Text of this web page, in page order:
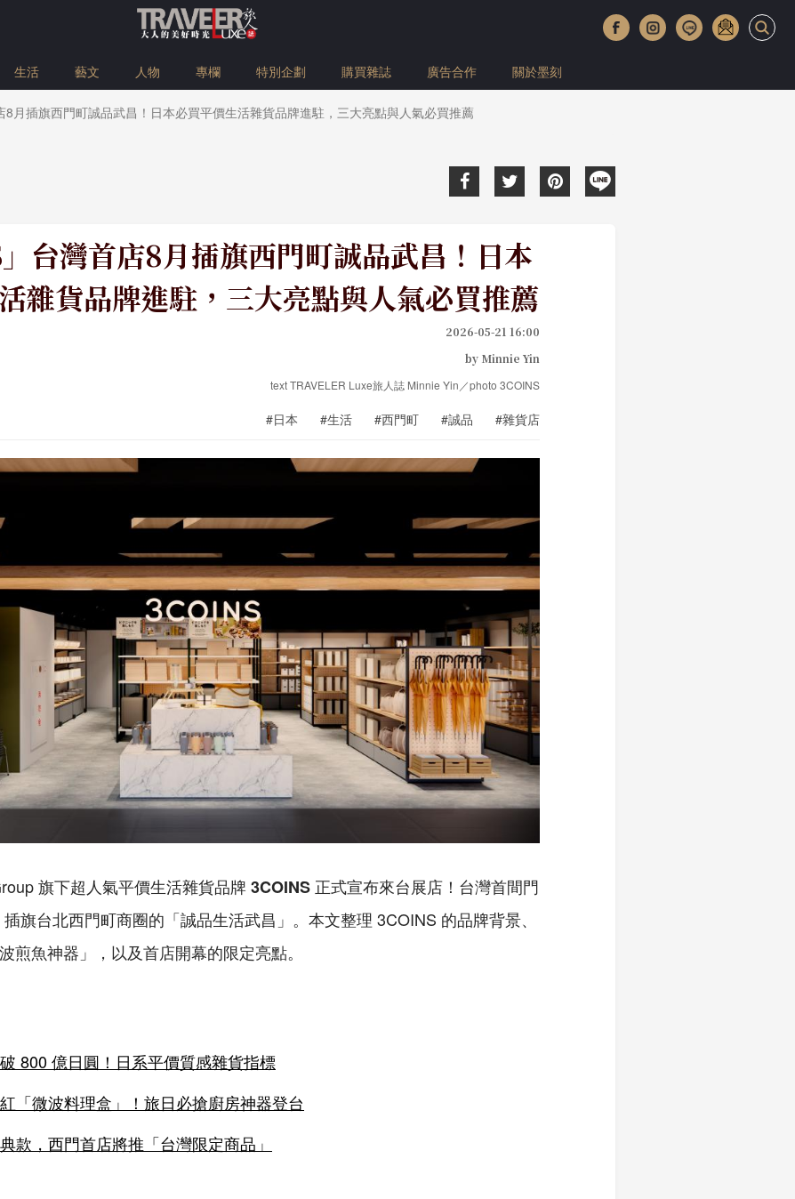
生活 藝文 人物 專欄 特別企劃 購買雜誌 廣告合作 關於墨刻
8月插旗西門町誠品武昌！日本必買平價生活雜貨品牌進駐，三大亮點與人氣必買推薦
」台灣首店8月插旗西門町誠品武昌！日本
雜貨品牌進駐，三大亮點與人氣必買推薦
2026-05-21 16:00
by Minnie Yin
text TRAVELER Luxe旅人誌 Minnie Yin／photo 3COINS
#日本 #生活 #西門町 #誠品 #雜貨店
旗下超人氣平價生活雜貨品牌 3COINS 正式宣布來台展店！台灣首間門
插旗台北西門町商圈的「誠品生活武昌」。本文整理 3COINS 的品牌背景、
煎魚神器」，以及首店開幕的限定亮點。
800 億日圓！日系平價質感雜貨指標
「微波料理盒」！旅日必搶廚房神器登台
款，西門首店將推「台灣限定商品」